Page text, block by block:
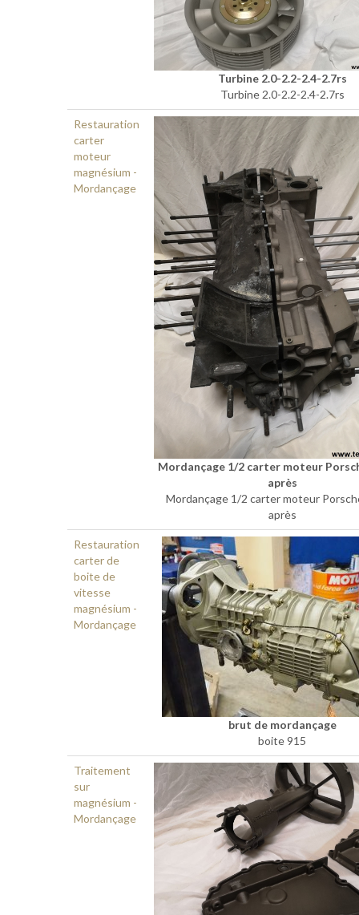
Turbine 2.0-2.2-2.4-2.7rs
Turbine 2.0-2.2-2.4-2.7rs
Restauration
carter
moteur
magnésium -
Mordançage
Mordançage 1/2 carter moteur
après
Mordançage 1/2 carter moteur
après
Restauration
carter de
boite de
vitesse
magnésium -
Mordançage
brut de mordançage
boite 915
Traitement
sur
magnésium -
Mordançage